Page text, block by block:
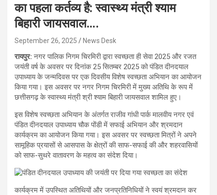
का पहला कर्तव्य है: स्वास्थ्य मंत्री श्याम
बिहारी जायसवाल….
September 26, 2025 News Desk
रायपुर:नगर पालिक निगम चिरमिरी द्वारा स्वच्छता ही सेवा 2025 और रजत
जयंती वर्ष के अवसर पर दिनांक 25 सितम्बर 2025 को पंडित दीनदयाल
उपाध्याय के जन्मदिवस पर एक दिवसीय विशेष स्वच्छता अभियान का आयोजन
किया गया। इस अवसर पर नगर निगम चिरमिरी में मुख्य अतिथि के रूप में
छत्तीसगढ़ के स्वास्थ्य मंत्री श्री श्याम बिहारी जायसवाल शामिल हुए।
इस विशेष स्वच्छता अभियान के अंतर्गत राजीव गांधी पार्क मालवीय नगर एवं
पंडित दीनदयाल उपाध्याय चौक पोंडी में सफाई अभियान और श्रमदान
कार्यक्रम का आयोजन किया गया। इस अवसर पर स्वच्छता मित्रों ने अपने
सामूहिक प्रयासों से आसपास के क्षेत्रों की साफ-सफाई की और शहरवासियों
को साफ-सुथरे वातावरण के महत्व का संदेश दिया।
कार्यक्रम में उपस्थित अतिथियों और जनप्रतिनिधियों ने स्वयं श्रमदान कर